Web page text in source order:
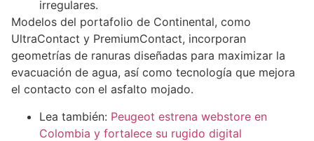
irregulares.
Modelos del portafolio de Continental, como
UltraContact y PremiumContact, incorporan
geometrías de ranuras diseñadas para maximizar la
evacuación de agua, así como tecnología que mejora
el contacto con el asfalto mojado.
Lea también: Peugeot estrena webstore en
Colombia y fortalece su rugido digital